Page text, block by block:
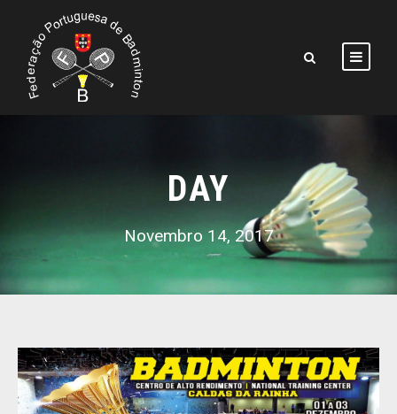
DAY
Novembro 14, 2017